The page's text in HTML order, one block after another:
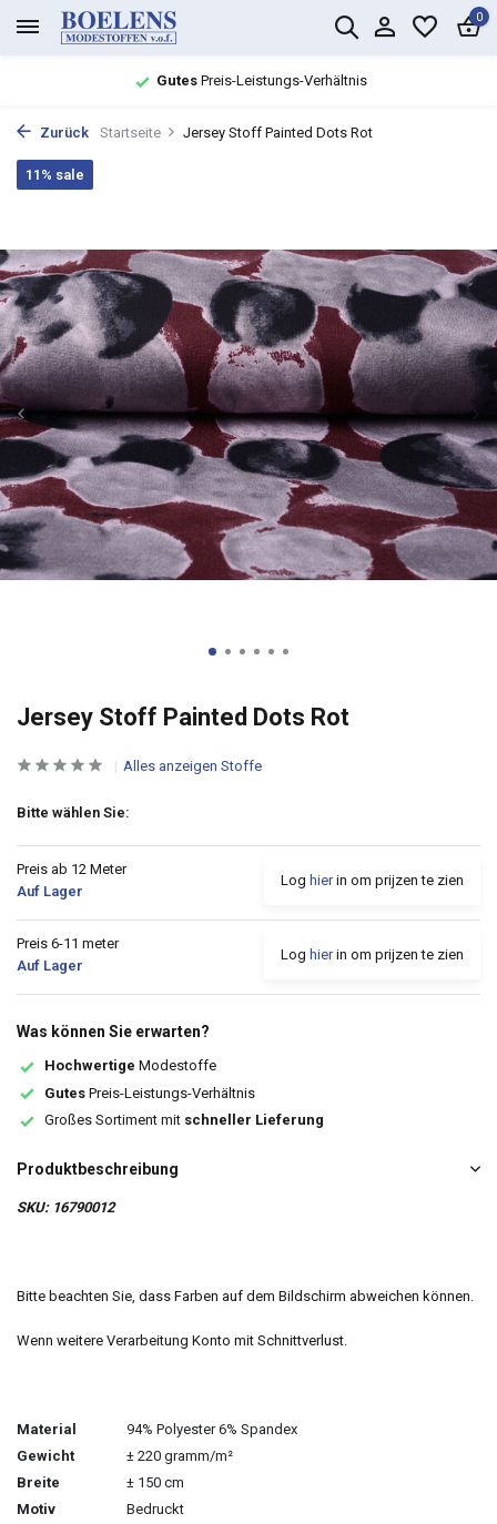
0
GutesPreis-Leistungs-Verhältnis
Zurück Startseite Jersey Stoff Painted Dots Rot
Jersey Stoff Painted Dots Rot
11% sale
Alles anzeigen Stoffe
Bitte wählen Sie:
Preis ab 12 Meter
Auf Lager
Log hierin om prijzen te zien
Preis 6-11 meter
Auf Lager
Log hierin om prijzen te zien
Was können Sie erwarten?
Hochwertige Modestoffe
Gutes Preis-Leistungs-Verhältnis
Großes Sortiment mit schneller Lieferung
Produktbeschreibung
SKU: 16790012
Bitte beachten Sie, dass Farben auf dem Bildschirm abweichen können.
Wenn weitere Verarbeitung Konto mit Schnittverlust.
Material
94% Polyester 6% Spandex
Gewicht
± 220 gramm/m²
Breite
± 150 cm
Motiv
Bedruckt